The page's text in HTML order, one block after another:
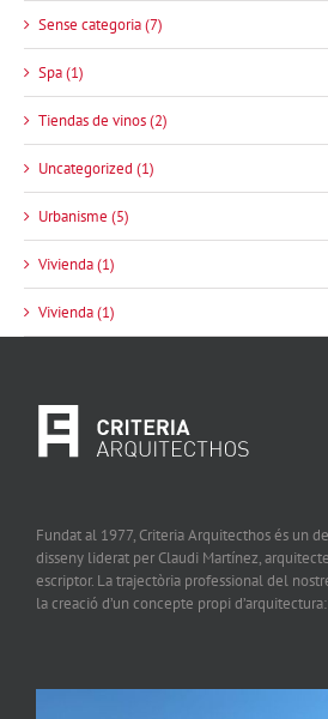
Sense categoria (7)
Spa (1)
Tiendas de vinos (2)
Uncategorized (1)
Urbanisme (5)
Vivienda (1)
Vivienda (1)
Fundat al 1977, Criteria Arquitecthos és un
disseny liderat per Claudi Martínez,
escriptor. La trajectòria professional del
la creació d’un concepte propi d’arquitectura: